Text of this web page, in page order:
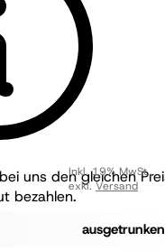
2021
uns den gleichen
bezahlen.
Inkl. 19% MwSt.,
exkl.Versand
ausgetrunken